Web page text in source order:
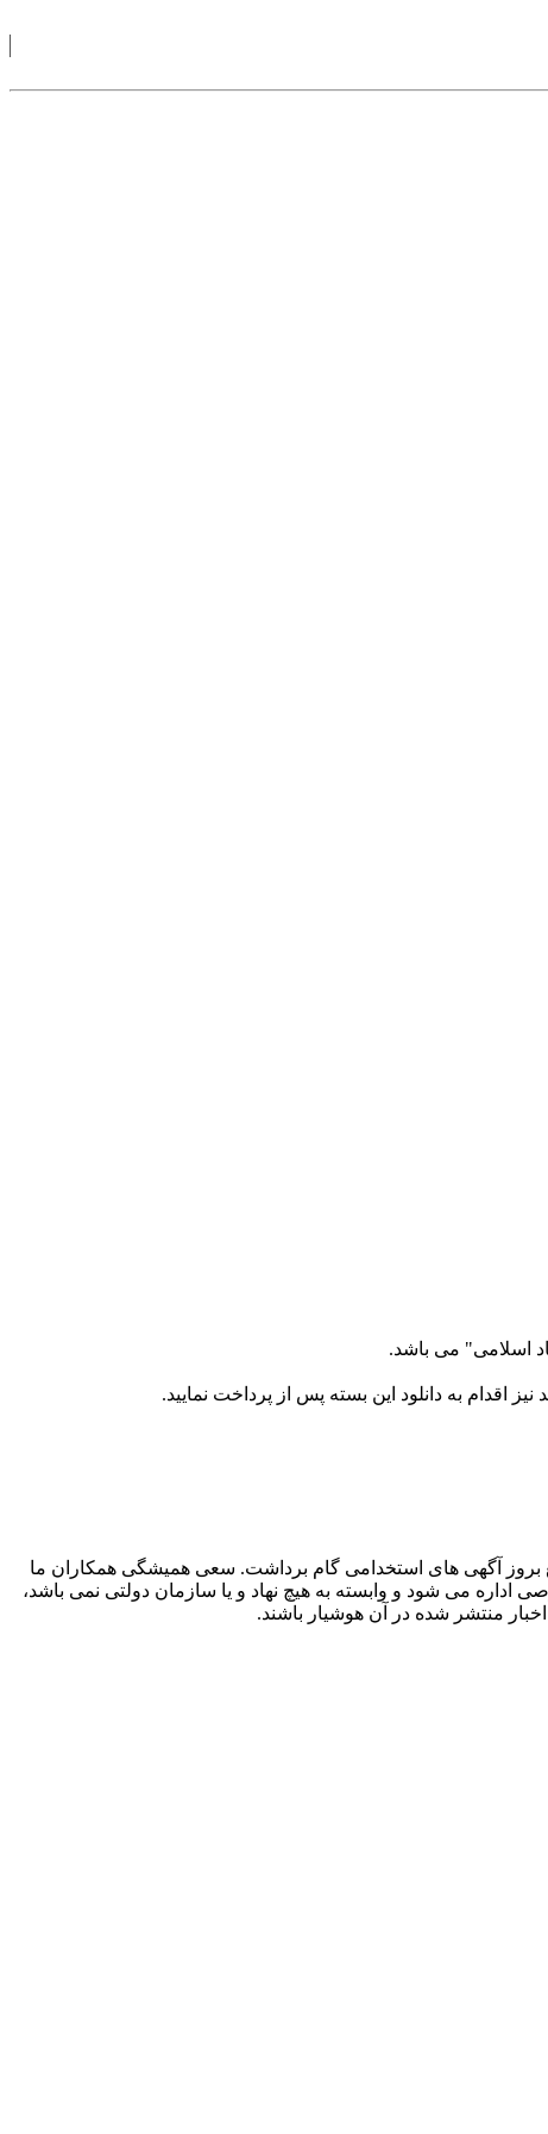
اسلامی" می باشد.
اقدام به دانلود این بسته پس از پرداخت نمایید.
شدن به مرجع بروز آگهی های استخدامی گام برداشت. سعی همیشگی همکاران ما
می شود و وابسته به هیچ نهاد و یا سازمان دولتی نمی باشد،
منتشر شده در آن هوشیار باشند.